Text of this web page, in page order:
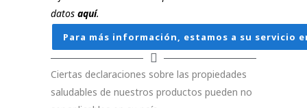
datos aquí.
Para más información, estamos a su servicio
Ciertas declaraciones sobre las propiedades
saludables de nuestros productos pueden no